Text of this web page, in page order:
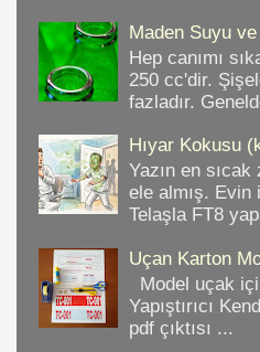
Maden Suyu
Hep canımı
250 cc'dir.
fazladır.
Hıyar Kokusu
Yazın en
ele almış. Evin
Telaşla FT8
Uçan Karton
Model uçak
Yapıştırıcı
pdf çıktısı ...